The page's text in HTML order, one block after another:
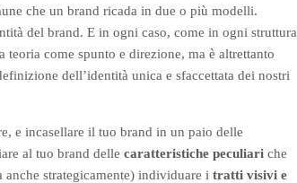
che un brand ricada in due o più modelli.
del brand. E in ogni caso, come in ogni struttura
come spunto e direzione, ma è altrettanto
dell’identità unica e sfaccettata dei nostri
e incasellare il tuo brand in un paio delle
al tuo brand delle caratteristiche peculiari che
strategicamente) individuare i tratti visivi e